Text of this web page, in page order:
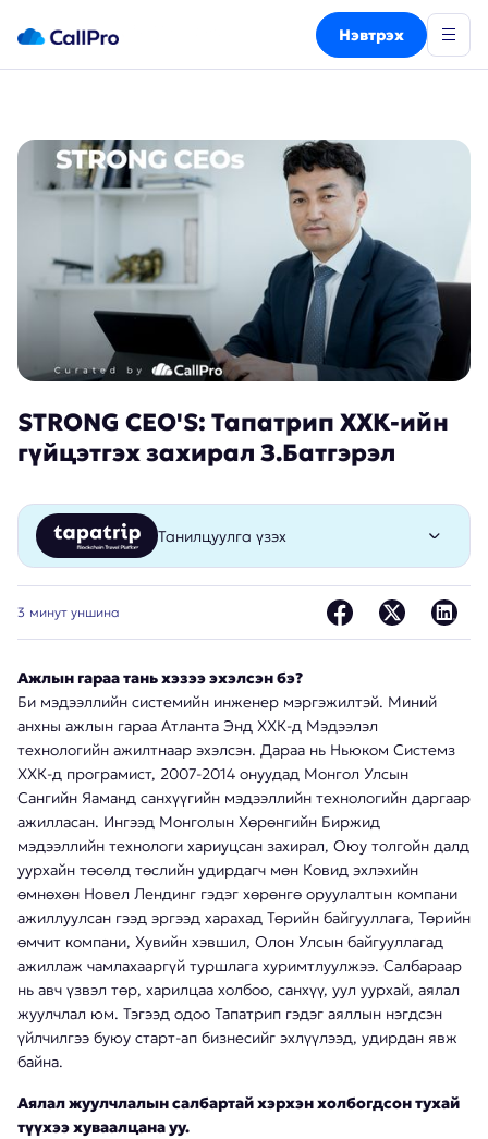
Нэвтрэх
STRONG CEO'S: Тапатрип ХХК-ийн
гүйцэтгэх захирал З.Батгэрэл
Танилцуулга үзэх
болон дэлхийн улс орнуудаар аялаж, зорчиход гүүр
болон ажиллаж байна.
Байршил
Улаанбаатар, Монгол улс
Салбар
3 минут уншина
Ажлын гараа тань хэзээ эхэлсэн бэ?
Би мэдээллийн системийн инженер мэргэжилтэй. Миний
анхны ажлын гараа Атланта Энд ХХК-д Мэдээлэл
технологийн ажилтнаар эхэлсэн. Дараа нь Ньюком Системз
ХХК-д програмист, 2007-2014 онуудад Монгол Улсын
Сангийн Яаманд санхүүгийн мэдээллийн технологийн даргаар
ажилласан. Ингээд Монголын Хөрөнгийн Биржид
мэдээллийн технологи хариуцсан захирал, Оюу толгойн далд
уурхайн төсөлд төслийн удирдагч мөн Ковид эхлэхийн
өмнөхөн Новел Лендинг гэдэг хөрөнгө оруулалтын компани
ажиллуулсан гээд эргээд харахад Төрийн байгууллага, Төрийн
өмчит компани, Хувийн хэвшил, Олон Улсын байгууллагад
ажиллаж чамлахааргүй туршлага хуримтлуулжээ. Салбараар
нь авч үзвэл төр, харилцаа холбоо, санхүү, уул уурхай, аялал
жуулчлал юм. Тэгээд одоо Тапатрип гэдэг аяллын нэгдсэн
үйлчилгээ буюу старт-ап бизнесийг эхлүүлээд, удирдан явж
байна.
Аялал жуулчлалын салбартай хэрхэн холбогдсон тухай
түүхээ хуваалцана уу.